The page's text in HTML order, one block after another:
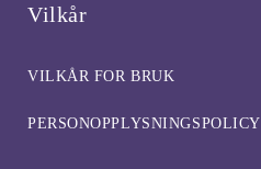
Vilkår
VILKÅR FOR BRUK
PERSONOPPLYSNINGSPOLICY